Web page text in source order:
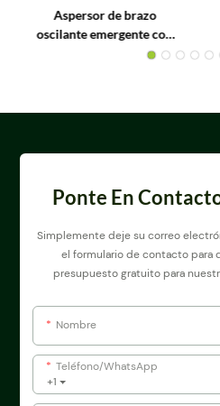
Aspersor de brazo
oscilante emergente con
transmisión por engranajes
Ponte En
Simplemente deje su correo
el formulario de contacto para
presupuesto gratuito para
Nombre
+1
Teléfono/WhatsApp